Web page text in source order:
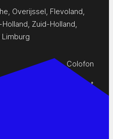
, Overijssel, Flevoland,
, Zuid-Holland,
Limburg
Colofon
Privacy Statement